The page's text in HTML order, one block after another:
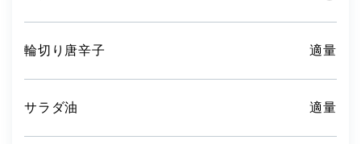
輪切り唐辛子 適量
サラダ油 適量